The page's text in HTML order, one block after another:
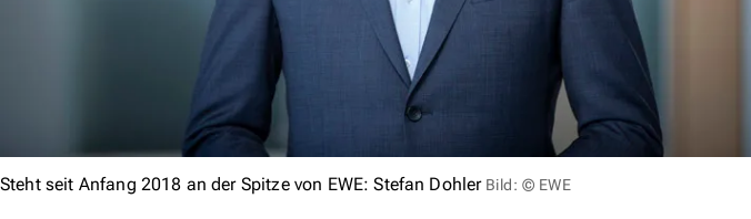
Steht seit Anfang 2018 an der Spitze von EWE: Stefan Dohler Bild: © EWE